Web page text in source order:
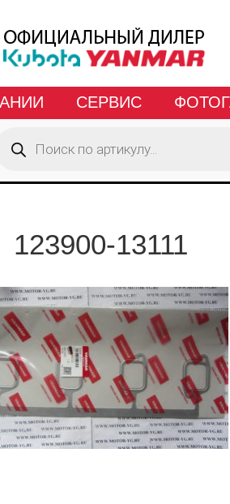
СЕРВИС
товаров
123900-13111